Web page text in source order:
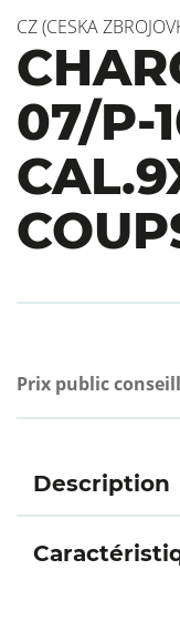
CZ (CESKA
07/P-
Prix public
Description